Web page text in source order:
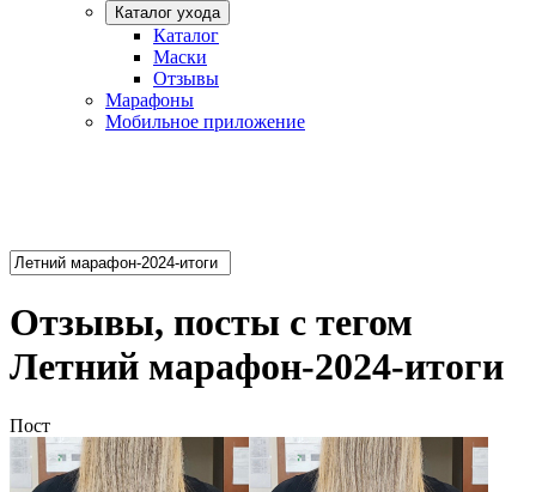
Каталог ухода
Каталог
Маски
Отзывы
Марафоны
Мобильное приложение
Отзывы, посты с тегом
Летний марафон-2024-итоги
Пост